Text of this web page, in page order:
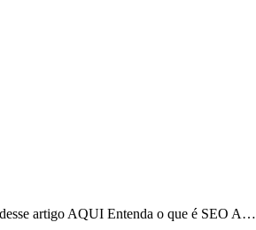
artigo AQUI Entenda o que é SEO A…